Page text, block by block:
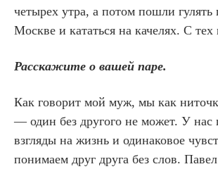
четырех утра, а потом пошли гулять
Москве и кататься на качелях. С
Расскажите о вашей паре.
Как говорит мой муж, мы как
— один без другого не может. У нас
взгляды на жизнь и одинаковое
понимаем друг друга без слов.